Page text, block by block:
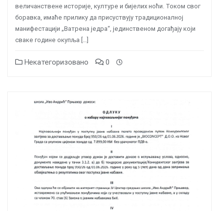
величанствене историје, културе и бијелих ноћи. Током свог
боравка, имаће прилику да присуствују традиционалној
манифестацији „Ватрена једра“, јединственом догађају који
сваке године окупља […]
Некатегоризовано 0